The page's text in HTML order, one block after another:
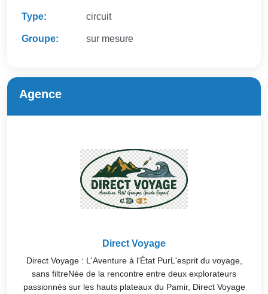
Type: circuit
Groupe: sur mesure
Agence
Direct Voyage
Direct Voyage : L'Aventure à l'État PurL'esprit du voyage,
sans filtreNée de la rencontre entre deux explorateurs
passionnés sur les hauts plateaux du Pamir, Direct Voyage